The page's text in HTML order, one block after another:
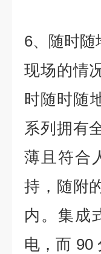
6、随时随
现场的情
时随时随
系列拥有
薄且符合
持，随附
内。集成
电，而 90